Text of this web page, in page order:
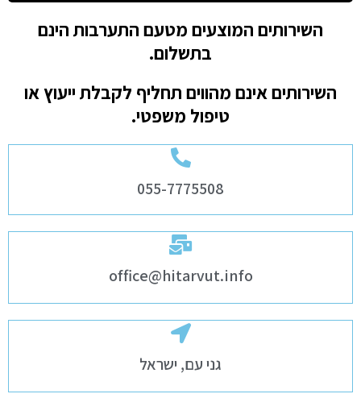
השירותים המוצעים מטעם התערבות הינם
בתשלום.
השירותים אינם מהווים תחליף לקבלת ייעוץ או
טיפול משפטי.
055-7775508
office@hitarvut.info
גני עם, ישראל